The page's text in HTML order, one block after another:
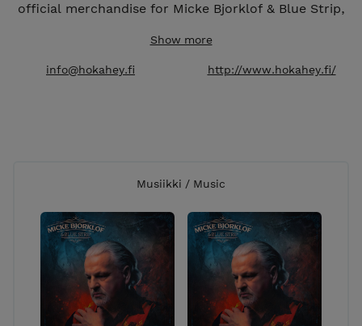
official merchandise for Micke Bjorklof & Blue Strip,
Lumberjacks
Show more
info@hokahey.fi http://www.hokahey.fi/
Musiikki / Music